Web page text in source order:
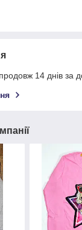
14 днів за